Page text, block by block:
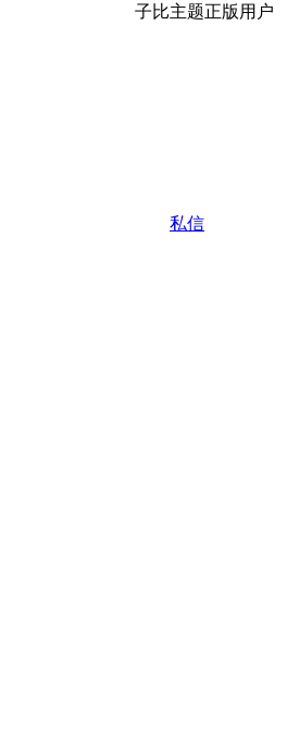
子比主题正版用户
私信